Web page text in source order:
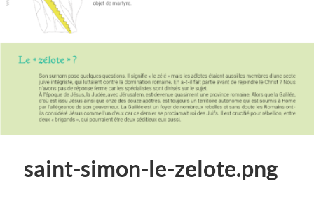
saint-simon-le-zelote.png